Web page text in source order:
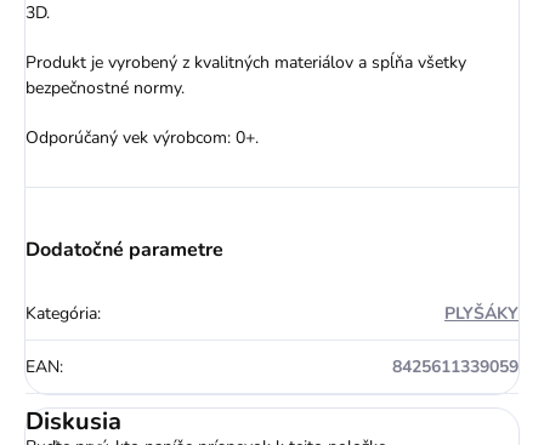
3D.
Produkt je vyrobený z kvalitných materiálov a spĺňa všetky
bezpečnostné normy.
Odporúčaný vek výrobcom: 0+.
Dodatočné parametre
Kategória: PLYŠÁKY
EAN: 8425611339059
Diskusia